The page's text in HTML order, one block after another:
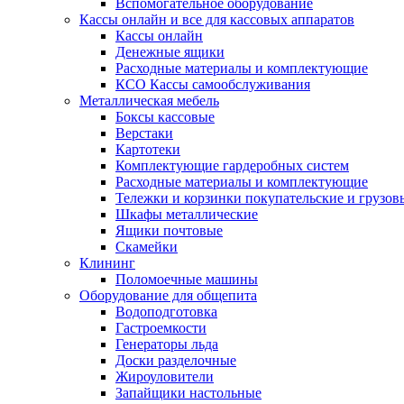
Вспомогательное оборудование
Кассы онлайн и все для кассовых аппаратов
Кассы онлайн
Денежные ящики
Расходные материалы и комплектующие
КСО Кассы самообслуживания
Металлическая мебель
Боксы кассовые
Верстаки
Картотеки
Комплектующие гардеробных систем
Расходные материалы и комплектующие
Тележки и корзинки покупательские и
Шкафы металлические
Ящики почтовые
Скамейки
Клининг
Поломоечные машины
Оборудование для общепита
Водоподготовка
Гастроемкости
Генераторы льда
Доски разделочные
Жироуловители
Запайщики настольные